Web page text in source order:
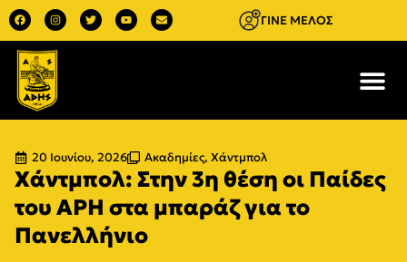
ΓΙΝΕ ΜΕΛΟΣ
20 Ιουνίου, 2026 Ακαδημίες, Χάντμπολ
Χάντμπολ: Στην 3η θέση οι Παίδες
του ΑΡΗ στα μπαράζ για το
Πανελλήνιο